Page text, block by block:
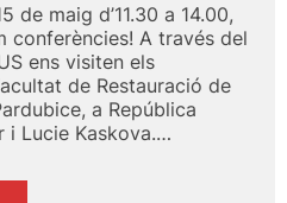
de maig d’11.30 a 14.00,
conferències! A través del
ens visiten els
de Restauració de
a República
i Lucie Kaskova.…